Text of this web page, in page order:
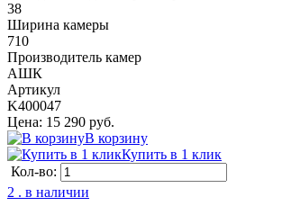
38
Ширина камеры
710
Производитель камер
АШК
Артикул
K400047
Цена: 15 290 руб.
В корзину
Купить в 1 клик
Кол-во:
2 . в наличии